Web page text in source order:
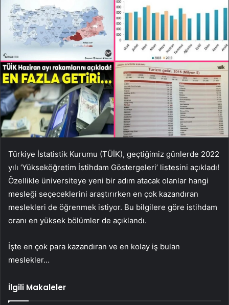
Türkiye İstatistik Kurumu (TÜİK), geçtiğimiz günlerde 2022
yılı ‘Yükseköğretim İstihdam Göstergeleri’ listesini açıkladı!
Özellikle üniversiteye yeni bir adım atacak olanlar hangi
mesleği seçeceklerini araştırırken en çok kazandıran
meslekleri de öğrenmek istiyor. Bu bilgilere göre istihdam
oranı en yüksek bölümler de açıklandı.
İşte en çok para kazandıran ve en kolay iş bulan
meslekler…
İlgili Makaleler